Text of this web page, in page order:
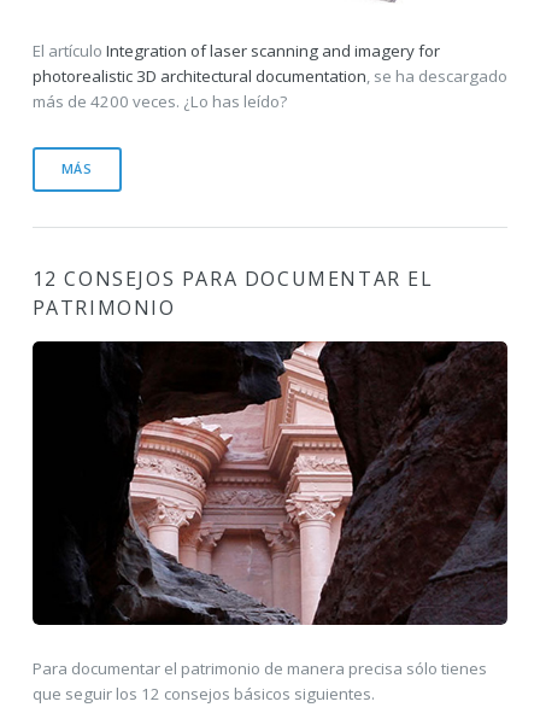
El artículo Integration of laser scanning and imagery for
photorealistic 3D architectural documentation, se ha descargado
más de 4200 veces. ¿Lo has leído?
MÁS
12 CONSEJOS PARA DOCUMENTAR EL
PATRIMONIO
Para documentar el patrimonio de manera precisa sólo tienes
que seguir los 12 consejos básicos siguientes.